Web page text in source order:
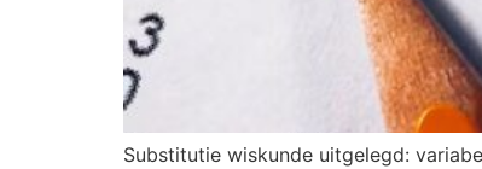
Substitutie wiskunde uitgelegd: